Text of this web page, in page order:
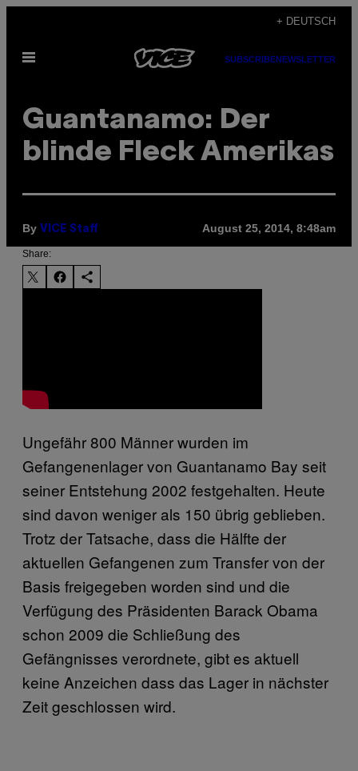
content
+ DEUTSCH
Open
SUBSCRIBENEWSLETTER
Guantanamo: Der
blinde Fleck Amerikas
By VICE Staff August 25, 2014, 8:48am
Share:
Ungefähr 800 Männer wurden im
Gefangenenlager von Guantanamo Bay seit
seiner Entstehung 2002 festgehalten. Heute
sind davon weniger als 150 übrig geblieben.
Trotz der Tatsache, dass die Hälfte der
aktuellen Gefangenen zum Transfer von der
Basis freigegeben worden sind und die
Verfügung des Präsidenten Barack Obama
schon 2009 die Schließung des
Gefängnisses verordnete, gibt es aktuell
keine Anzeichen dass das Lager in nächster
Zeit geschlossen wird.